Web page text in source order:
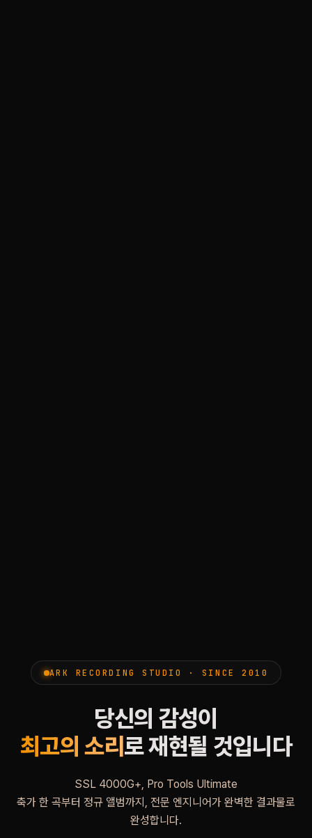
ARK RECORDING STUDIO · SINCE 2010
당신의 감성이
최고의 소리 로 재현될 것입니다
SSL 4000G+, Pro Tools Ultimate
축가 한 곡부터 정규 앨범까지, 전문 엔지니어가 완벽한 결과물로
완성합니다.